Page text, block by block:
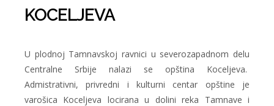
KOCELJEVA
U plodnoj Tamnavskoj ravnici u severozapadnom delu
Centralne Srbije nalazi se opština Koceljeva.
Admistrativni, privredni i kulturni centar opštine je
varošica Koceljeva locirana u dolini reka Tamnave i